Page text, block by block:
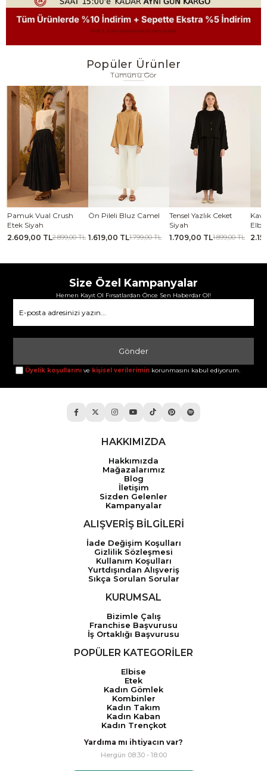
Popüler Ürünler
Tümünü Gör
Pamuk Vual Crush
Etek Siyah
2.609,00 TL2.899,00 TL
Ön Pileli Bluz Camel
1.619,00 TL1.799,00 TL
Tensel Yazlık Ceket
Siyah
1.709,00 TL1.899,00 TL
Size Özel Kampanyalar
Hemen Kayıt Ol Fırsatlardan Önce Sen Haberdar Ol!
Gönder
Üyelik koşullarını ve kişisel verilerimin korunmasını kabul ediyorum.
HAKKIMIZDA
Hakkımızda
Mağazalarımız
Blog
İletişim
Sizden Gelenler
Kampanyalar
ALIŞVERİŞ BİLGİLERİ
İade Değişim Koşulları
Gizlilik Sözleşmesi
Kullanım Koşulları
Yurtdışından Alışveriş
Sıkça Sorulan Sorular
KURUMSAL
Bizimle Çalış
Franchise Başvurusu
İş Ortaklığı Başvurusu
POPÜLER KATEGORİLER
Elbise
Etek
Kadın Gömlek
Kombinler
Kadın Takım
Kadın Kaban
Kadın Trençkot
Yardıma mı ihtiyacın var?
Hergün 08:30 - 18:00